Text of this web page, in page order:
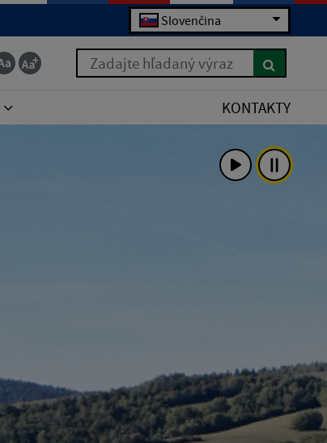
Slovenčina
Zadajte hľadaný výraz
KONTAKTY